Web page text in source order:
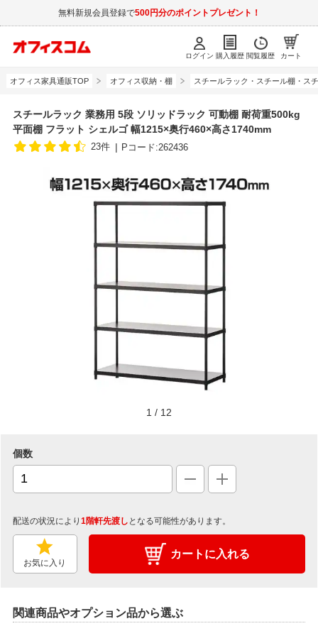
無料新規会員登録で500円分のポイントプレゼント！
ログイン 購入履歴 閲覧履歴 カート
オフィス家具通販TOP オフィス収納・棚 スチールラック・スチール棚・ス
スチールラック 業務用 5段 ソリッドラック 可動棚 耐荷重500kg
平面棚 フラット シェルゴ 幅1215×奥行460×高さ1740mm
23件 Pコード:262436
1 / 12
個数
配送の状況により 1階軒先渡し となる可能性があります。
お気に入り
カートに入れる
関連商品やオプション品から選ぶ